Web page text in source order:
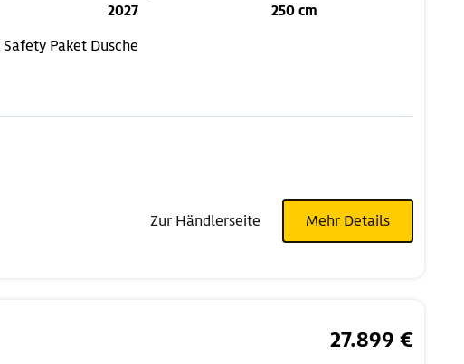
2027 250 cm
Safety Paket Dusche
Zur Händlerseite Mehr Details
27.899 €